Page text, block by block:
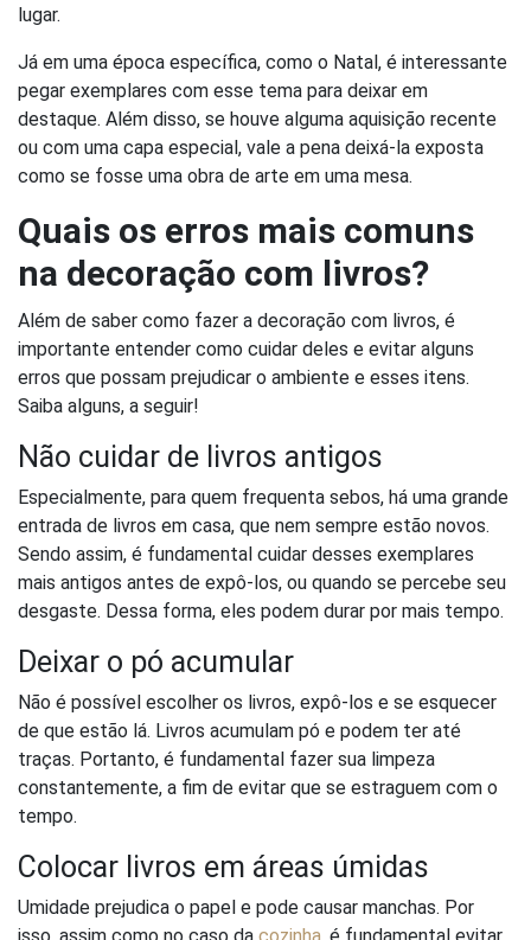
lugar.
Já em uma época específica, como o Natal, é interessante
pegar exemplares com esse tema para deixar em
destaque. Além disso, se houve alguma aquisição recente
ou com uma capa especial, vale a pena deixá-la exposta
como se fosse uma obra de arte em uma mesa.
Quais os erros mais comuns
na decoração com livros?
Além de saber como fazer a decoração com livros, é
importante entender como cuidar deles e evitar alguns
erros que possam prejudicar o ambiente e esses itens.
Saiba alguns, a seguir!
Não cuidar de livros antigos
Especialmente, para quem frequenta sebos, há uma grande
entrada de livros em casa, que nem sempre estão novos.
Sendo assim, é fundamental cuidar desses exemplares
mais antigos antes de expô-los, ou quando se percebe seu
desgaste. Dessa forma, eles podem durar por mais tempo.
Deixar o pó acumular
Não é possível escolher os livros, expô-los e se esquecer
de que estão lá. Livros acumulam pó e podem ter até
traças. Portanto, é fundamental fazer sua limpeza
constantemente, a fim de evitar que se estraguem com o
tempo.
Colocar livros em áreas úmidas
Umidade prejudica o papel e pode causar manchas. Por